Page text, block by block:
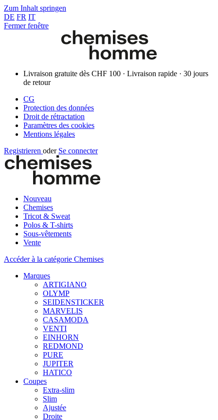
Zum Inhalt springen
DE FR IT
Fermer fenêtre
Livraison gratuite dès CHF 100 · Livraison rapide · 30 jours
de retour
CG
Protection des données
Droit de rétractation
Paramètres des cookies
Mentions légales
Registrieren oder Se connecter
Nouveau
Chemises
Tricot & Sweat
Polos & T-shirts
Sous-vêtements
Vente
Accéder à la catégorie Chemises
Marques
ARTIGIANO
OLYMP
SEIDENSTICKER
MARVELIS
CASAMODA
VENTI
EINHORN
REDMOND
PURE
JUPITER
HATICO
Coupes
Extra-slim
Slim
Ajustée
Droite